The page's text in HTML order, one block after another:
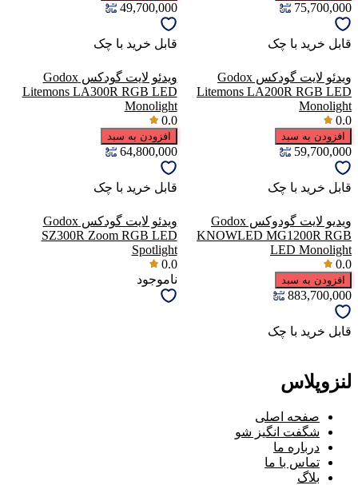
75,700,000
قابل خرید با چک
49,700,000
قابل خرید با چک
ویدئو لایت گودکس Godox
Litemons LA200R RGB LED
Monolight
0.0
افزودن به سبد
59,700,000
قابل خرید با چک
ویدئو لایت گودکس Godox
Litemons LA300R RGB LED
Monolight
0.0
افزودن به سبد
64,800,000
قابل خرید با چک
ویدیو لایت گودوکس Godox
KNOWLED MG1200R RGB
LED Monolight
0.0
افزودن به سبد
883,700,000
قابل خرید با چک
ویدئو لایت گودکس Godox
SZ300R Zoom RGB LED
Spotlight
0.0
ناموجود
لنزوپلاس
صفحه اصلی
شگفت انگیز شو
درباره ما
تماس با ما
بلاگ